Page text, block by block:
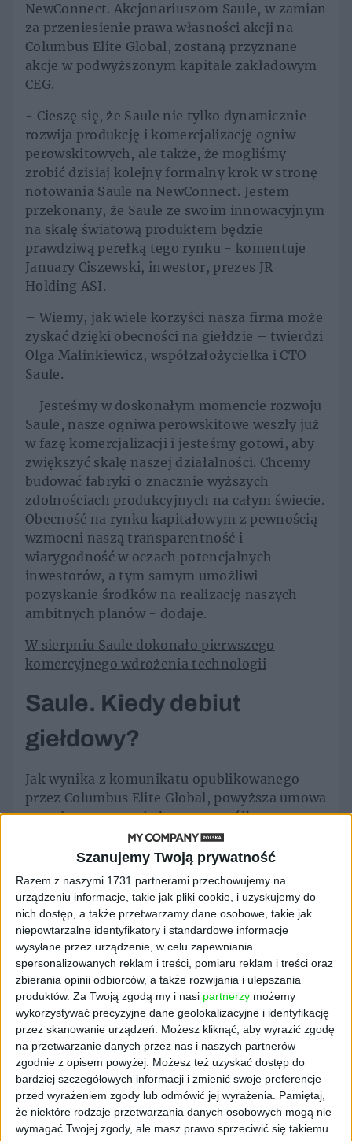
Szanujemy Twoją prywatność
Razem z naszymi 1731 partnerami przechowujemy na
urządzeniu informacje, takie jak pliki cookie, i uzyskujemy do
nich dostęp, a także przetwarzamy dane osobowe, takie jak
niepowtarzalne identyfikatory i standardowe informacje
wysyłane przez urządzenie, w celu zapewniania
spersonalizowanych reklam i treści, pomiaru reklam i treści oraz
zbierania opinii odbiorców, a także rozwijania i ulepszania
produktów. Za Twoją zgodą my i nasi partnerzy możemy
wykorzystywać precyzyjne dane geolokalizacyjne i identyfikację
przez skanowanie urządzeń. Możesz kliknąć, aby wyrazić zgodę
na przetwarzanie danych przez nas i naszych partnerów
zgodnie z opisem powyżej. Możesz też uzyskać dostęp do
bardziej szczegółowych informacji i zmienić swoje preferencje
przed wyrażeniem zgody lub odmówić jej wyrażenia.
Pamiętaj,
że niektóre rodzaje przetwarzania danych osobowych mogą nie
wymagać Twojej zgody, ale masz prawo sprzeciwić się takiemu
NewConnect. Akcjonariuszom Saule, w zamian
za przeniesienie prawa własności akcji na
Columbus Elite Global, zostaną przyznane
akcje w podwyższonym kapitale zakładowym
CEG.
- Cieszę się, że Saule nie tylko dynamicznie
rozwija produkcję i komercjalizację ogniw
perowskitowych, ale także, że mogliśmy
zrobić dzisiaj kolejny formalny krok w stronę
notowania Saule na NewConnect. Jestem
przekonany, że Saule ze swoim innowacyjnym
na skalę światową produktem będzie
prawdziwą perełką tego rynku - komentuje
January Ciszewski, inwestor, prezes JR
Holding ASI.
– Wiemy, jak wiele korzyści nasza firma może
zyskać dzięki obecności na giełdzie – twierdzi
Olga Malinkiewicz, współzałożycielka i CTO
Saule.
– Jesteśmy w doskonałym momencie rozwoju
Saule, nasze ogniwa perowskitowe weszły już
w fazę komercjalizacji i jesteśmy gotowi, aby
zwiększyć skalę naszej działalności. Chcemy
budować fabryki o znacznie wyższych
zdolnościach produkcyjnych na całym świecie.
Obecność na rynku kapitałowym z pewnością
wzmocni naszą transparentność i
wiarygodność w oczach potencjalnych
inwestorów, a tym samym umożliwi
pozyskanie środków na realizację naszych
ambitnych planów - dodaje.
W sierpniu Saule dokonało pierwszego
komercyjnego wdrożenia technologii
Saule. Kiedy debiut
giełdowy?
Jak wynika z komunikatu opublikowanego
przez Columbus Elite Global, powyższa umowa
została zawarta między samą spółką a:
Januarym Ciszewskim, Arturem
Kupczunasem, Olgą Malinkiewicz, Dariuszem
Chrząstowskim, oraz Saule i Columbus
Energy. Celem umowy jest ustalenie
warunków i terminów realizacji transakcji
polegającej na objęciu przez dotychczasowych
akcjonariuszy Saule akcji nowej emisji CEG, tj.
nie więcej niż prawie 73,27 mln akcji serii E o
wartości nominalnej 0,50 zł każda, które
pokryte zostaną w drodze aportu posiadanymi
przez nich akcjami Saule w liczbie 1,3 mln
akcji, stanowiącymi 84,40 proc. kapitału
zakładowego Saule.
Inwestycja zostanie zrealizowana po
spełnieniu następujących warunków:
rezygnacji dotychczasowych członków rady